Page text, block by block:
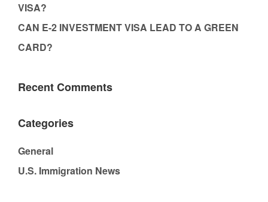
VISA?
CAN E-2 INVESTMENT VISA LEAD TO A GREEN
CARD?
Recent Comments
Categories
General
U.S. Immigration News